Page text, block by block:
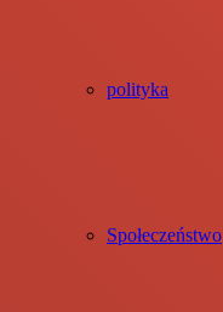
polityka
Społeczeństwo